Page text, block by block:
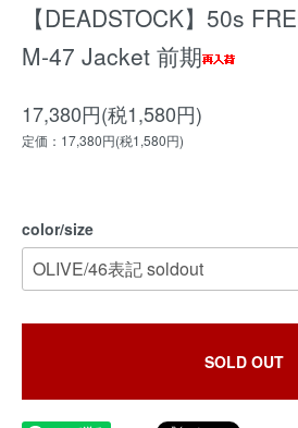
【DEADSTOCK】50s
M-47 Jacket 前期
17,380円(税1,580円)
定価：17,380円(税1,580円)
color/size
SOLD OUT